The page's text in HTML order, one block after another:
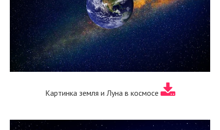
Картинка земля и Луна в космосе